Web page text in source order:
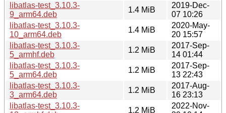
libatlas-test_3.10.3-
9_arm64.deb
1.4 MiB
2019-Dec-
07 10:26
libatlas-test_3.10.3-
10_arm64.deb
1.4 MiB
2020-May-
20 15:57
libatlas-test_3.10.3-
5_armhf.deb
1.2 MiB
2017-Sep-
14 01:44
libatlas-test_3.10.3-
5_arm64.deb
1.2 MiB
2017-Sep-
13 22:43
libatlas-test_3.10.3-
3_arm64.deb
1.2 MiB
2017-Aug-
16 23:13
libatlas-test_3.10.3-
1.2 MiB
2022-Nov-